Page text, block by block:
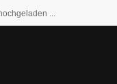
hochgeladen ...